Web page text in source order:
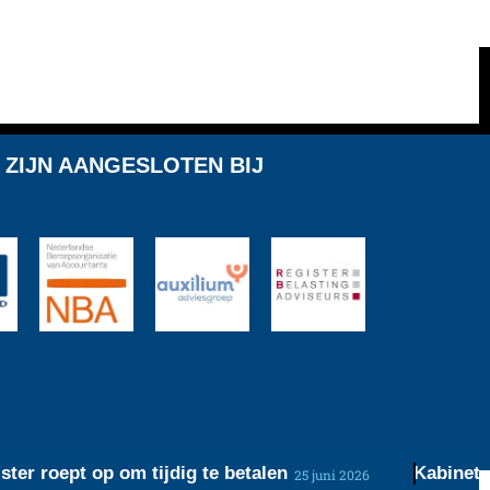
AANGESLOTEN BIJ
roept op om tijdig te betalen 25 juni 2026 Kabinet